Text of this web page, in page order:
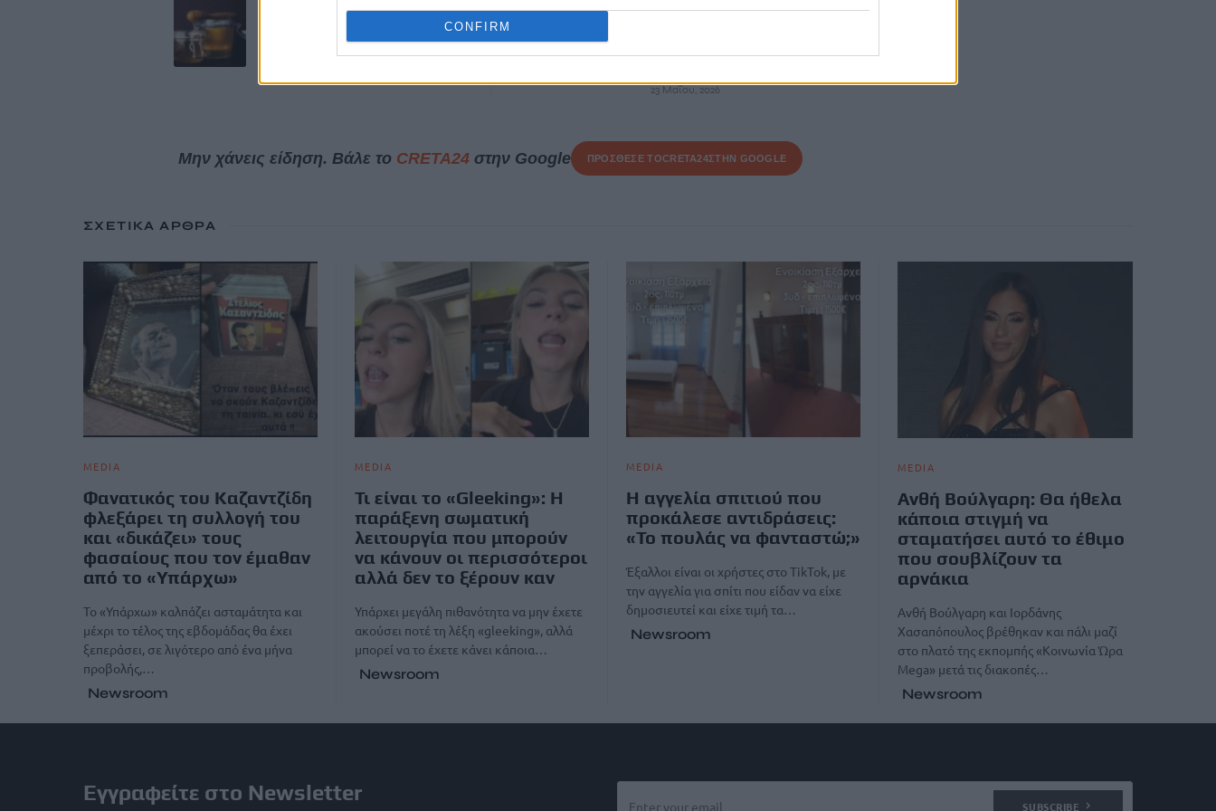
CONFIRM
10 τρόφιμα που δεν
ασπίδα κατά των
23 Μαΐου, 2026
Μην χάνεις είδηση. Βάλε το CRETA24στην Google ΠΡΟΣΘΕΣΕ ΤΟCRETA24ΣΤΗΝ GOOGLE
ΣΧΕΤΙΚΆ ΆΡΘΡΑ
MEDIA
Φανατικός του Καζαντζίδη
φλεξάρει τη συλλογή του
και «δικάζει» τους
φασαίους που τον έμαθαν
από το «Υπάρχω»
Το «Υπάρχω» καλπάζει ασταμάτητα και
μέχρι το τέλος της εβδομάδας θα έχει
ξεπεράσει, σε λιγότερο από ένα μήνα
προβολής,…
Newsroom
MEDIA
Τι είναι το «Gleeking»: Η
παράξενη σωματική
λειτουργία που μπορούν
να κάνουν οι περισσότεροι
αλλά δεν το ξέρουν καν
Υπάρχει μεγάλη πιθανότητα να μην έχετε
ακούσει ποτέ τη λέξη «gleeking», αλλά
μπορεί να τo έχετε κάνει κάποια…
Newsroom
MEDIA
Η αγγελία σπιτιού που
προκάλεσε αντιδράσεις:
«Το πουλάς να φανταστώ;»
Έξαλλοι είναι οι χρήστες στο TikTok, με
την αγγελία για σπίτι που είδαν να είχε
δημοσιευτεί και είχε τιμή τα…
Newsroom
MEDIA
Ανθή Βούλγαρη: Θα ήθελα
κάποια στιγμή να
σταματήσει αυτό το έθιμο
που σουβλίζουν τα
αρνάκια
Ανθή Βούλγαρη και Ιορδάνης
Χασαπόπουλος βρέθηκαν και πάλι μαζί
στο πλατό της εκπομπής «Κοινωνία Ώρα
Mega» μετά τις διακοπές…
Newsroom
Εγγραφείτε στο Newsletter
SUBSCRIBE